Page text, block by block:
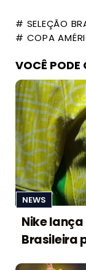
# SELEÇÃO
# COPA
VOCÊ PODE
NEWS
Nike
Brasileira